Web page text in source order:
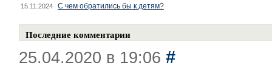
15.11.2024 С чем обратились бы к детям?
Последние комментарии
25.04.2020 в 19:06 #